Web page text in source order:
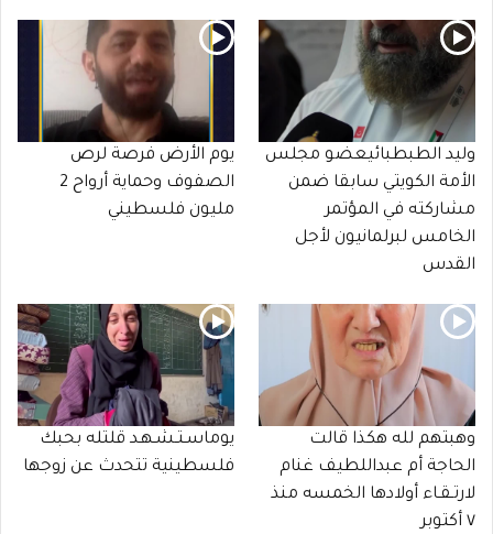
وليد الطبطبائيعضو مجلس
الأمة الكويتي سابقا ضمن
مشاركته في المؤتمر
الخامس لبرلمانيون لأجل
القدس
يوم الأرض فرصة لرص
الصفوف وحماية أرواح 2
مليون فلسطيني
وهبتهم لله هكذا قالت
الحاجة أم عبداللطيف غنام
لارتـقـاء أولادها الخمسه منذ
٧ أكتوبر
يوماسـتـشـهـد قلتله بحبك
فلسطينية تتحدث عن زوجها